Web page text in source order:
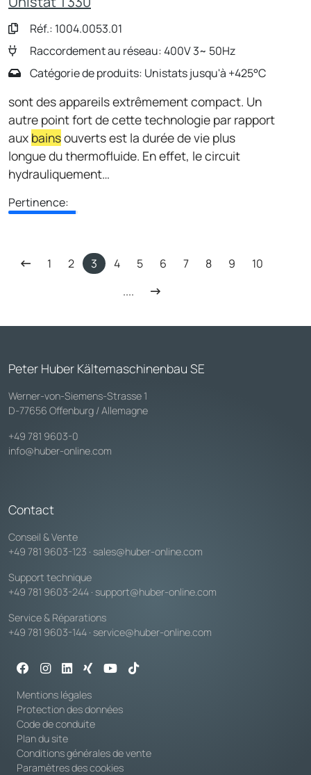
Réf.: 1004.0053.01
Raccordement au réseau: 400V 3~ 50Hz
Catégorie de produits: Unistats jusqu'à +425°C
sont des appareils extrêmement compact. Un
autre point fort de cette technologie par rapport
aux bainsouverts est la durée de vie plus
longue du thermofluide. En effet, le circuit
hydrauliquement…
Pertinence:
1 2 3 4 5 6 7 8 9
10
....
Peter Huber Kältemaschinenbau SE
Werner-von-Siemens-Strasse 1
D-77656 Offenburg / Allemagne
+49 781 9603-0
info@huber-online.com
Contact
Conseil & Vente
+49 781 9603-123 · sales@huber-online.com
Support technique
+49 781 9603-244 · support@huber-online.com
Service & Réparations
+49 781 9603-144 · service@huber-online.com
Mentions légales
Protection des données
Code de conduite
Plan du site
Conditions générales de vente
Paramètres des cookies